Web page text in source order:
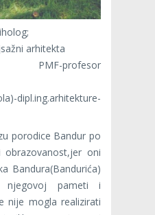
arhitekta
PMF-profesor
dipl.ing.arhitekture-
porodice Bandur po
obrazovanost,jer oni
Bandura(Bandurića)
pameti i
nije mogla realizirati